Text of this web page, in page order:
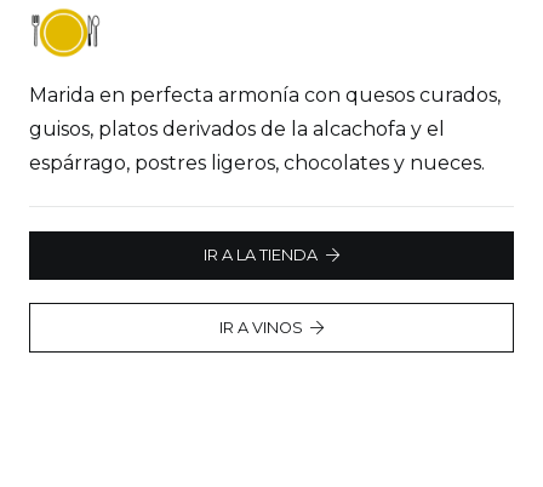
Marida en perfecta armonía con quesos curados,
guisos, platos derivados de la alcachofa y el
espárrago, postres ligeros, chocolates y nueces.
IR A LA TIENDA
IR A VINOS